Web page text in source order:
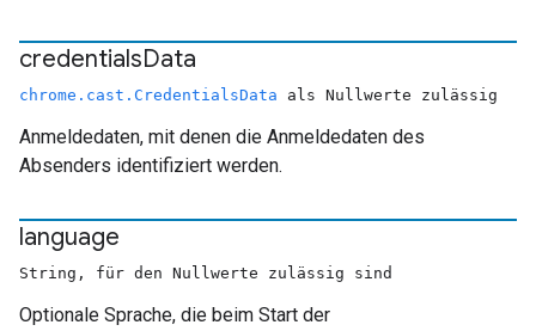
credentialsData
chrome.cast.CredentialsData als Nullwerte zulässig
Anmeldedaten, mit denen die Anmeldedaten des
Absenders identifiziert werden.
language
String, für den Nullwerte zulässig sind
Optionale Sprache, die beim Start der